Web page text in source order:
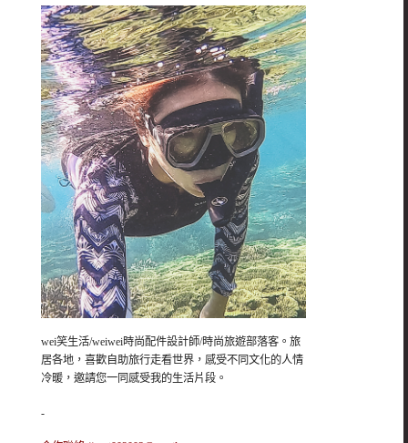
wei笑生活/weiwei時尚配件設計師/時尚旅遊部落客。旅
居各地，喜歡自助旅行走看世界，感受不同文化的人情
冷暖，邀請您一同感受我的生活片段。
-